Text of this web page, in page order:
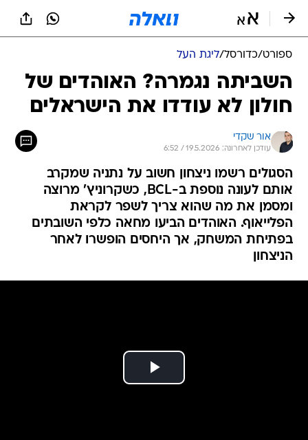
ספורט/כדורסל/ליגת העל
השביתה נגמרה? האוהדים של
חולון לא עודדו את הישראלים
אור שקדי
עודכן לאחרונה: 19.5.2026 / 6:52
הסגולים רשמו ניצחון חשוב על נתניה שמקרב
אותם לעונה נוספת ב-BCL, כשקרוניץ' מרוצה
ומסמן את מה שהוא צריך לשפר לקראת
הפלייאוף. האוהדים הביעו מחאה כלפי השובתים
בפתיחת המשחק, אך היחסים הופשרו לאחר
הניצחון